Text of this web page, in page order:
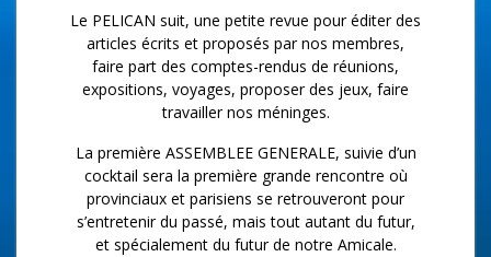
Le PELICAN suit, une petite revue pour éditer des
articles écrits et proposés par nos membres,
faire part des comptes-rendus de réunions,
expositions, voyages, proposer des jeux, faire
travailler nos méninges.
La première ASSEMBLEE GENERALE, suivie d’un
cocktail sera la première grande rencontre où
provinciaux et parisiens se retrouveront pour
s’entretenir du passé, mais tout autant du futur,
et spécialement du futur de notre Amicale.